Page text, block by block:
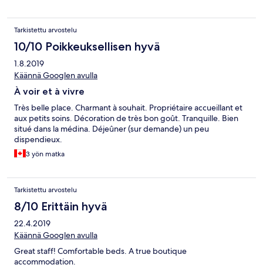
Tarkistettu arvostelu
10/10 Poikkeuksellisen hyvä
1.8.2019
Käännä Googlen avulla
À voir et à vivre
Très belle place. Charmant à souhait. Propriétaire accueillant et
aux petits soins. Décoration de très bon goût. Tranquille. Bien
situé dans la médina. Déjeûner (sur demande) un peu
dispendieux.
3 yön matka
Tarkistettu arvostelu
8/10 Erittäin hyvä
22.4.2019
Käännä Googlen avulla
Great staff! Comfortable beds. A true boutique
accommodation.